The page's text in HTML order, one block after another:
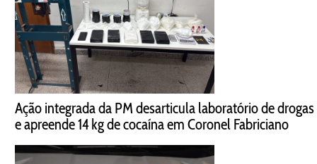
Ação integrada da PM desarticula laboratório de drogas
e apreende 14 kg de cocaína em Coronel Fabriciano